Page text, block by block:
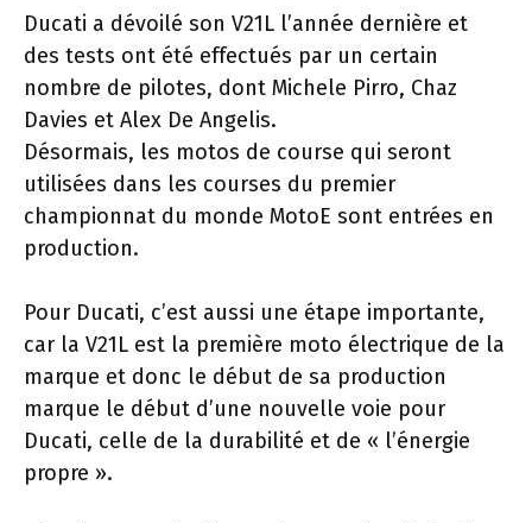
Ducati a dévoilé son V21L l’année dernière et
des tests ont été effectués par un certain
nombre de pilotes, dont Michele Pirro, Chaz
Davies et Alex De Angelis.
Désormais, les motos de course qui seront
utilisées dans les courses du premier
championnat du monde MotoE sont entrées en
production.
Pour Ducati, c’est aussi une étape importante,
car la V21L est la première moto électrique de la
marque et donc le début de sa production
marque le début d’une nouvelle voie pour
Ducati, celle de la durabilité et de « l’énergie
propre ».